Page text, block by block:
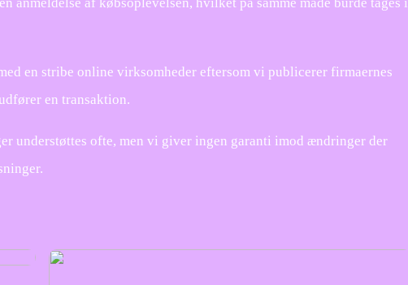
en stribe online virksomheder eftersom vi publicerer firmaernes
en transaktion.
understøttes ofte, men vi giver ingen garanti imod ændringer der